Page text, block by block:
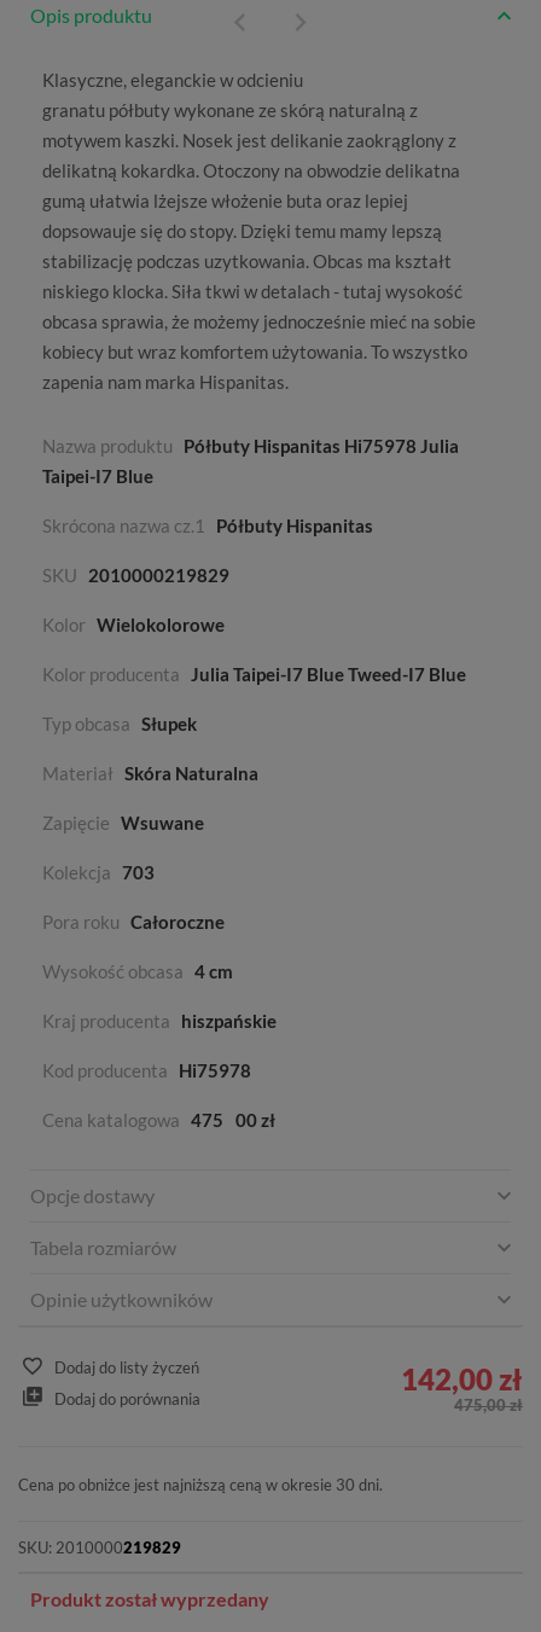
Opis produktu
Klasyczne, eleganckie w odcieniu
granatu półbutywykonane ze skórą naturalną z
motywem kaszki. Nosek jest delikanie zaokrąglony z
delikatną kokardka. Otoczony na obwodzie delikatna
gumą ułatwia lżejsze włożenie buta oraz lepiej
dopsowauje się do stopy. Dzięki temu mamy lepszą
stabilizację podczas uzytkowania. Obcas ma kształt
niskiego klocka. Siła tkwi w detalach - tutaj wysokość
obcasa sprawia, że możemy jednocześnie mieć na sobie
kobiecy but wraz komfortem użytowania. To wszystko
zapenia nam marka Hispanitas.
Nazwa produktu
Półbuty Hispanitas Hi75978 Julia
Taipei-I7 Blue
Skrócona nazwa cz.1 Półbuty Hispanitas
SKU 2010000219829
Kolor Wielokolorowe
Kolor producenta Julia Taipei-I7 Blue Tweed-I7 Blue
Typ obcasa Słupek
Materiał Skóra Naturalna
Zapięcie Wsuwane
Kolekcja 703
Pora roku Całoroczne
Wysokość obcasa 4 cm
Kraj producenta hiszpańskie
Kod producenta Hi75978
Cena katalogowa 475 00 zł
Opcje dostawy
Tabela rozmiarów
Opinie użytkowników
Dodaj do listy życzeń
Dodaj do porównania
142,00 zł
475,00 zł
Cena po obniżce jest najniższą ceną w okresie 30 dni.
SKU: 2010000219829
Produkt został wyprzedany